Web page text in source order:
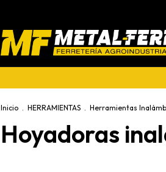
Inicio . HERRAMIENTAS . Herramientas
Hoyadoras